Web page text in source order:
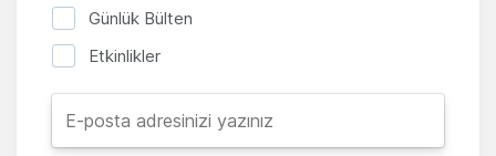
Günlük Bülten
Etkinlikler